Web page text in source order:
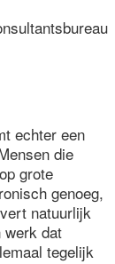
echter een
die
grote
genoeg,
natuurlijk
werk dat
tegelijk